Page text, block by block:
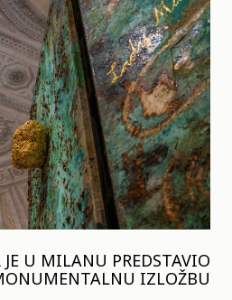
U MILANU PREDSTAVIO
IZLOŽBU